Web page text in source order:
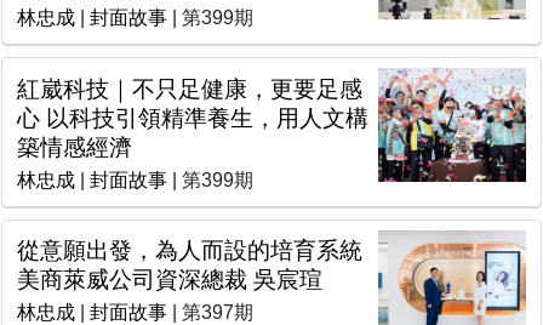
林忠成 封面故事 | 第399期
紅崴科技｜不只足健康，更要足感
心 以科技引領精準養生，用人文構
築情感經濟
林忠成 封面故事 | 第399期
從意願出發，為人而設的培育系統
美商萊威公司資深總裁 吳宸瑄
林忠成 封面故事 | 第397期